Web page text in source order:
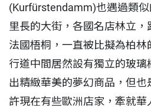
(Kurfürstendamm)也遇過類
里長的大街，各國名店林立
法國梧桐，一直被比擬為柏林
行道中間居然設有獨立的玻
出精緻華美的夢幻商品，但
許現在有些歐洲店家，牽就